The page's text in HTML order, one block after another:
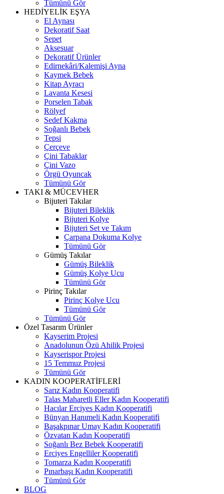
Tümünü Gör
HEDİYELİK EŞYA
El Aynası
Dekoratif Saat
Sepet
Aksesuar
Dekoratif Ürünler
Edirnekâri/Kalemişi Ayna
Kaymek Bebek
Kitap Ayracı
Lavanta Kesesi
Porselen Tabak
Rölyef
Sedef Kakma
Soğanlı Bebek
Tepsi
Çerçeve
Çini Tabaklar
Çini Vazo
Örgü Oyuncak
Tümünü Gör
TAKI & MÜCEVHER
Bijuteri Takılar
Bijuteri Bileklik
Bijuteri Kolye
Bijuteri Set ve Takım
Çarpana Dokuma Kolye
Tümünü Gör
Gümüş Takılar
Gümüş Bileklik
Gümüş Kolye Ucu
Tümünü Gör
Pirinç Takılar
Pirinç Kolye Ucu
Tümünü Gör
Tümünü Gör
Özel Tasarım Ürünler
Kayserim Projesi
Anadolunun Özü Ahilik Projesi
Kayserispor Projesi
15 Temmuz Projesi
Tümünü Gör
KADIN KOOPERATİFLERİ
Sarız Kadın Kooperatifi
Talas Maharetli Eller Kadın Kooperatifi
Hacılar Erciyes Kadın Kooperatifi
Bünyan Hanımeli Kadın Kooperatifi
Başakpınar Umay Kadın Kooperatifi
Özvatan Kadın Kooperatifi
Soğanlı Bez Bebek Kooperatifi
Erciyes Engelliler Kooperatifi
Tomarza Kadın Kooperatifi
Pınarbaşı Kadın Kooperatifi
Tümünü Gör
BLOG